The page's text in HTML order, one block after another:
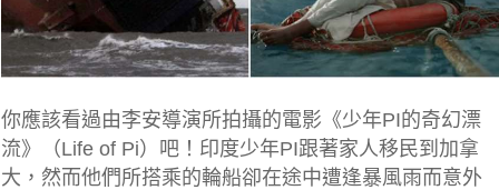
你應該看過由李安導演所拍攝的電影《少年PI的奇幻漂
流》（Life of Pi）吧！印度少年PI跟著家人移民到加拿
大，然而他們所搭乘的輪船卻在途中遭逢暴風雨而意外